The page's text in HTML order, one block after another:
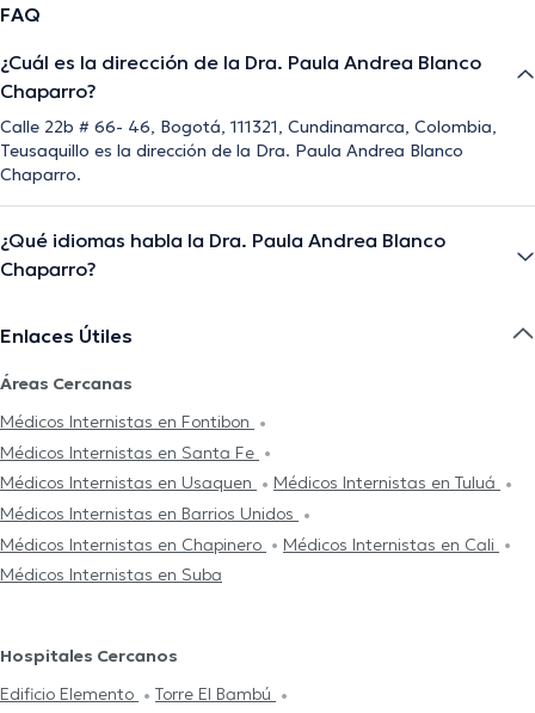
FAQ
¿Cuál es la dirección de la Dra. Paula Andrea Blanco
Chaparro?
Calle 22b # 66- 46, Bogotá, 111321, Cundinamarca, Colombia,
Teusaquillo es la dirección de la Dra. Paula Andrea Blanco
Chaparro.
¿Qué idiomas habla la Dra. Paula Andrea Blanco
Chaparro?
Enlaces Útiles
Áreas Cercanas
Médicos Internistas en Fontibon
Médicos Internistas en Santa Fe
Médicos Internistas en Usaquen
Médicos Internistas en Tuluá
Médicos Internistas en Barrios Unidos
Médicos Internistas en Chapinero
Médicos Internistas en Cali
Médicos Internistas en Suba
Hospitales Cercanos
Edificio Elemento
Torre El Bambú